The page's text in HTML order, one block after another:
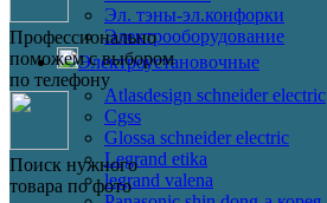
Эл. тэны-эл.конфорки
Электрооборудование
Электроустановочные
Atlasdesign schneider electric
Cgss
Glossa schneider electric
Legrand etika
legrand valena
Профессионально
поможем с выбором
по телефону
Поиск нужного
товара по фото